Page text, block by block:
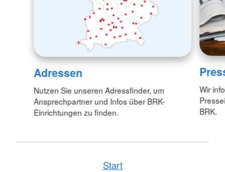
Adressen
Nutzen Sie unseren Adressfinder, um
Ansprechpartner und Infos über BRK-
Einrichtungen zu finden.
Wir
BRK.
Start